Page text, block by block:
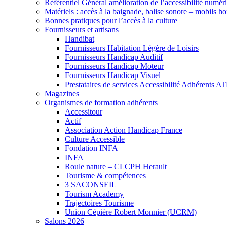
Référentiel Général amélioration de l’accessibilité
Matériels : accès à la baignade, balise sonore – mobils
Bonnes pratiques pour l’accès à la culture
Fournisseurs et artisans
Handibat
Fournisseurs Habitation Légère de Loisirs
Fournisseurs Handicap Auditif
Fournisseurs Handicap Moteur
Fournisseurs Handicap Visuel
Prestataires de services Accessibilité Adhérents
Magazines
Organismes de formation adhérents
Accessitour
Actif
Association Action Handicap France
Culture Accessible
Fondation INFA
INFA
Roule nature – CLCPH Herault
Tourisme & compétences
3 SACONSEIL
Tourism Academy
Trajectoires Tourisme
Union Cépière Robert Monnier (UCRM)
Salons 2026